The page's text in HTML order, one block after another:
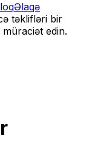
Əlaqə
təklifləri bir
müraciət edin.